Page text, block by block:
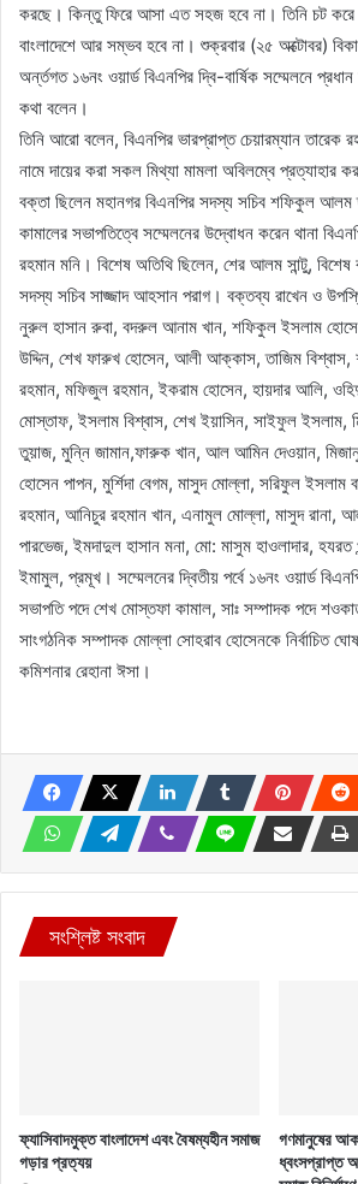
করছে। কিন্তু ফিরে আসা এত সহজ হবে না। তিনি চট
বাংলাদেশে আর সম্ভব হবে না। শুক্রবার (২৫ অক্টোবর)
অর্ন্তগত ১৬নং ওয়ার্ড বিএনপির দ্বি-বার্ষিক সম্মেলনে
কথা বলেন।
তিনি আরো বলেন, বিএনপির ভারপ্রাপ্ত চেয়ারম্যান তারেক
নামে দায়ের করা সকল মিথ্যা মামলা অবিলম্বে প্রত্যাহার
বক্তা ছিলেন মহানগর বিএনপির সদস্য সচিব শফিকুল
কামালের সভাপতিত্বে সম্মেলনের উদ্বোধন করেন থানা
রহমান মনি। বিশেষ অতিথি ছিলেন, শের আলম সান্টু, বিশেষ
সদস্য সচিব সাজ্জাদ আহসান পরাগ। বক্তব্য রাখেন ও
নুরুল হাসান রুবা, বদরুল আনাম খান, শফিকুল ইসলাম
উদ্দিন, শেখ ফারুখ হোসেন, আলী আক্কাস, তাজিম বিশ্বাস,
রহমান, মফিজুল রহমান, ইকরাম হোসেন, হায়দার আলি,
মোস্তাফ, ইসলাম বিশ্বাস, শেখ ইয়াসিন, সাইফুল ইসলাম,
তুয়াজ, মুন্নি জামান,ফারুক খান, আল আমিন দেওয়ান,
হোসেন পাপন, মুর্শিদা বেগম, মাসুদ মোল্লা, সরিফুল ইসলাম
রহমান, আনিচুর রহমান খান, এনামুল মোল্লা, মাসুদ রানা,
পারভেজ, ইমদাদুল হাসান মনা, মো: মাসুম হাওলাদার, হযরত
ইমামুল, প্রমূখ। সম্মেলনের দ্বিতীয় পর্বে ১৬নং ওয়ার্ড
সভাপতি পদে শেখ মোস্তফা কামাল, সাঃ সম্পাদক পদে
সাংগঠনিক সম্পাদক মোল্লা সোহরাব হোসেনকে নির্বাচিত
কমিশনার রেহানা ঈসা।
সংশ্লিষ্ট সংবাদ
ফ্যাসিবাদমুক্ত বাংলাদেশ এবং বৈষম্যহীন সমাজ
গড়ার প্রত্যয়
গণমানুষের
ধ্বংসপ্রাপ্ত